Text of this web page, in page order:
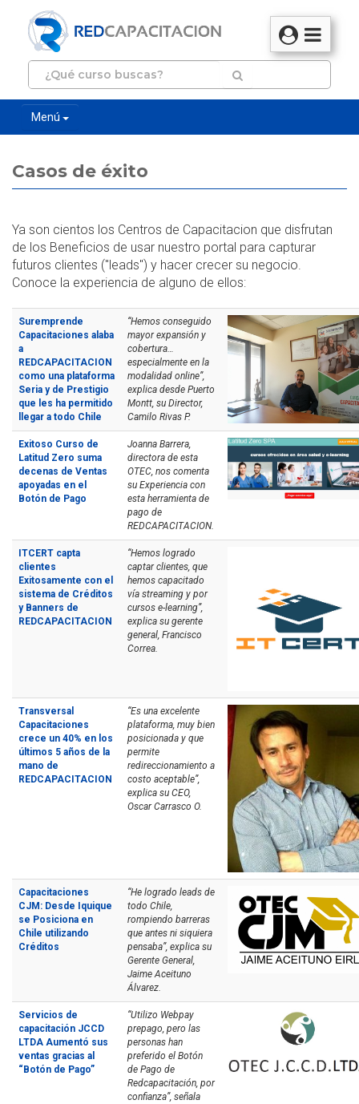
Menú
Casos de éxito
Ya son cientos los Centros de Capacitacion que disfrutan
de los Beneficios de usar nuestro portal para capturar
futuros clientes ("leads") y hacer crecer su negocio.
Conoce la experiencia de alguno de ellos:
Suremprende
Capacitaciones alaba
a
REDCAPACITACION
como una plataforma
Seria y de Prestigio
que les ha permitido
llegar a todo Chile
“Hemos conseguido
mayor expansión y
cobertura…
especialmente en la
modalidad online”,
explica desde Puerto
Montt, su Director,
Camilo Rivas P.
Exitoso Curso de
Latitud Zero suma
decenas de Ventas
apoyadas en el
Botón de Pago
Joanna Barrera,
directora de esta
OTEC, nos comenta
su Experiencia con
esta herramienta de
pago de
REDCAPACITACION.
ITCERT capta
clientes
Exitosamente con el
sistema de Créditos
y Banners de
REDCAPACITACION
“Hemos logrado
captar clientes, que
hemos capacitado
vía streaming y por
cursos e-learning”,
explica su gerente
general, Francisco
Correa.
Transversal
Capacitaciones
crece un 40% en los
últimos 5 años de la
mano de
REDCAPACITACION
“Es una excelente
plataforma, muy bien
posicionada y que
permite
redireccionamiento a
costo aceptable”,
explica su CEO,
Oscar Carrasco O.
Capacitaciones
CJM: Desde Iquique
se Posiciona en
Chile utilizando
Créditos
“He logrado leads de
todo Chile,
rompiendo barreras
que antes ni siquiera
pensaba”, explica su
Gerente General,
Jaime Aceituno
Álvarez.
Servicios de
capacitación JCCD
LTDA Aumentó sus
ventas gracias al
“Botón de Pago”
“Utilizo Webpay
prepago, pero las
personas han
preferido el Botón
de Pago de
Redcapacitación, por
confianza”, señala